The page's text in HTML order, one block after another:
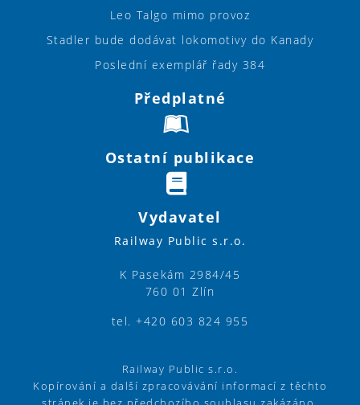
Leo Talgo mimo provoz
Stadler bude dodávat lokomotivy do Kanady
Poslední exemplář řady 384
Předplatné
Ostatní publikace
Vydavatel
Railway Public s.r.o.
K Pasekám 2984/45
760 01 Zlín
tel. +420 603 824 955
Railway Public s.r.o.
Kopírování a další zpracovávání informací z těchto